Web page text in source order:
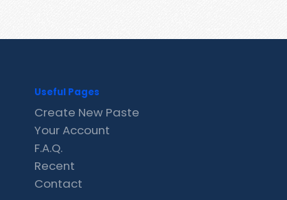
Useful Pages
Create New Paste
Your Account
F.A.Q.
Recent
Contact